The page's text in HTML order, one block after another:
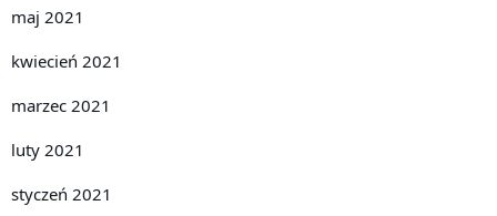
maj 2021
kwiecień 2021
marzec 2021
luty 2021
styczeń 2021